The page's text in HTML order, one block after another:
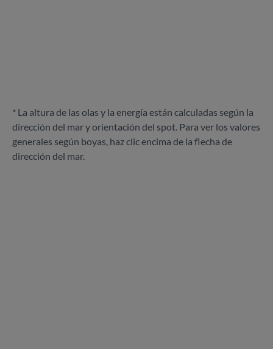
* La altura de las olas y la energía están calculadas según la
dirección del mar y orientación del spot. Para ver los valores
generales según boyas, haz clic encima de la flecha de
dirección del mar.